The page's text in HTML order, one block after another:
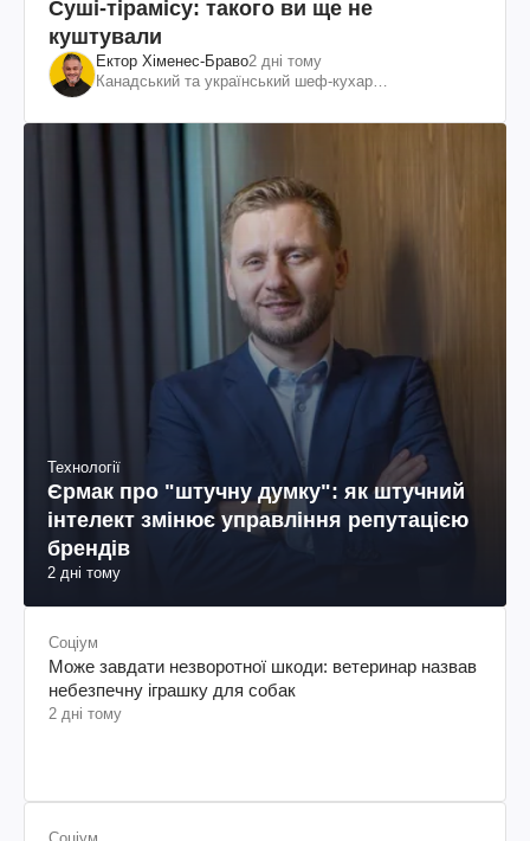
Суші-тірамісу: такого ви ще не
куштували
Ектор Хіменес-Браво2 дні тому
Канадський та український шеф-кухар
Технології
Єрмак про "штучну думку": як штучний
інтелект змінює управління репутацією
брендів
2 дні тому
Соціум
Може завдати незворотної шкоди: ветеринар назвав
небезпечну іграшку для собак
2 дні тому